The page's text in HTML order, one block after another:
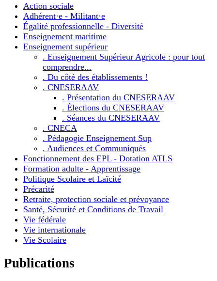
Action sociale
Adhérent·e - Militant·e
Égalité professionnelle - Diversité
Enseignement maritime
Enseignement supérieur
. Enseignement Supérieur Agricole : pour tout
comprendre...
. Du côté des établissements !
. CNESERAAV
. Présentation du CNESERAAV
. Élections du CNESERAAV
. Séances du CNESERAAV
. CNECA
. Pédagogie Enseignement Sup
. Audiences et Communiqués
Fonctionnement des EPL - Dotation ATLS
Formation adulte - Apprentissage
Politique Scolaire et Laïcité
Précarité
Retraite, protection sociale et prévoyance
Santé, Sécurité et Conditions de Travail
Vie fédérale
Vie internationale
Vie Scolaire
Publications